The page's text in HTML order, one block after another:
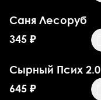
Саня Лесоруб
345 ₽
Сырный Псих 2.0
645 ₽